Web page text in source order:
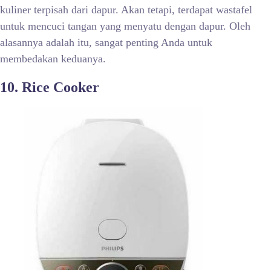
kuliner terpisah dari dapur. Akan tetapi, terdapat wastafel
untuk mencuci tangan yang menyatu dengan dapur. Oleh
alasannya adalah itu, sangat penting Anda untuk
membedakan keduanya.
10. Rice Cooker